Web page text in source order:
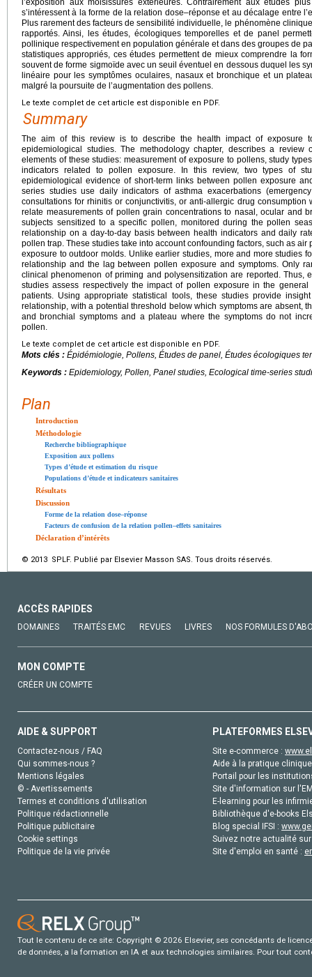
s’intéressent à la forme de la relation dose–réponse et au décalage entre
Plus rarement des facteurs de sensibilité individuelle, le phénomène
rapportés. Ainsi, les études, écologiques temporelles et de panel
pollinique respectivement en population générale et dans des groupes de
statistiques appropriés, ces études permettent de mieux comprendre la
souvent de forme sigmoïde avec un seuil éventuel en dessous duquel les
linéaire pour les symptômes oculaires, nasaux et bronchique et un
malgré la poursuite de l’augmentation des pollens.
Le texte complet de cet article est disponible en PDF.
Summary
The aim of this review is to describe the health impact of exposure
epidemiological studies. The methodology chapter, describes a
elements of these studies: measurement of exposure to pollens, study
indicators related to pollen exposure. In this review, two types of
epidemiological evidence of short-term links between pollen exposure
series studies use daily indicators of asthma exacerbations
consultations for rhinitis or conjunctivitis, or anti-allergic drug
relate measurements of pollen grain concentrations to nasal, ocular and
subjects sensitized to a specific pollen, monitored during the pollen
relationship on a day-to-day basis between health indicators and daily
pollen trap. These studies take into account confounding factors, such as
exposure to outdoor molds. Unlike earlier studies, more and more studies
relationship and the lag between pollen exposure and symptoms. Only
clinical phenomenon of priming and polysensitization are reported. Thus,
studies assess respectively the impact of pollen exposure in the
patients. Using appropriate statistical tools, these studies provide
relationship, with a potential threshold below which symptoms are absent,
and bronchial symptoms and a plateau where the symptoms do not
pollen.
Le texte complet de cet article est disponible en PDF.
Mots clés : Épidémiologie, Pollens, Études de panel, Études écologiques
Keywords : Epidemiology, Pollen, Panel studies, Ecological time-series
Plan
Introduction
Méthodologie
Recherche bibliographique
Exposition aux pollens
Types d’étude et estimation du risque
Populations d’étude et indicateurs sanitaires
Résultats
Discussion
Forme de la relation dose–réponse
Facteurs de confusion de la relation pollen–effets sanitaires
Déclaration d’intérêts
© 2013 SPLF. Publié par Elsevier Masson SAS. Tous droits réservés.
ACCÈS RAPIDES
DOMAINES TRAITÉS EMC REVUES LIVRES NOS FORMULES
MON COMPTE
CRÉER UN COMPTE
AIDE & SUPPORT
Contactez-nous / FAQ
Qui sommes-nous ?
Mentions légales
© - Avertissements
Termes et conditions d'utilisation
Politique rédactionnelle
Politique publicitaire
Cookie settings
Politique de la vie privée
PLATEFORMES
Site e-commerce :
Aide à la pratique
Portail pour les
Site d'information sur
E-learning pour les
Bibliothèque d'e-books
Blog special IFSI :
Suivez notre actualité
Site d'emploi en santé :
Tout le contenu de ce site: Copyright © 2026 Elsevier, ses concédants de
de données, a la formation en IA et aux technologies similaires. Pour tout